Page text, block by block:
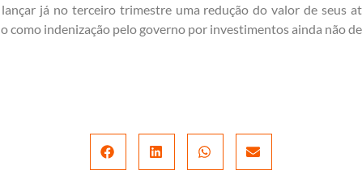
já no terceiro trimestre uma redução do valor de seus
como indenização pelo governo por investimentos ainda não